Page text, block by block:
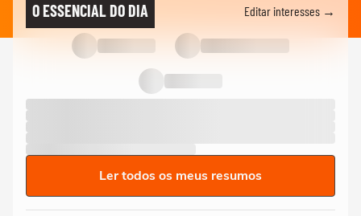
O ESSENCIAL DO DIA Editar interesses →
Ler todos os meus resumos